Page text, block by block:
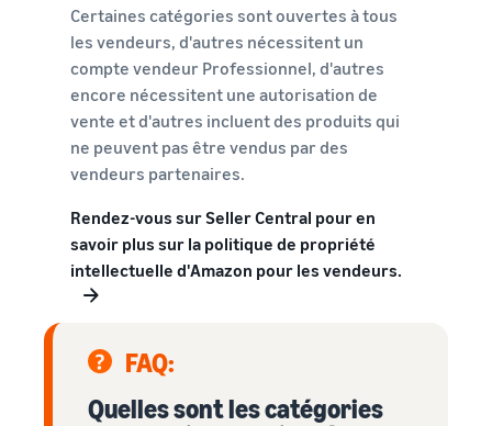
Certaines catégories sont ouvertes à tous
les vendeurs, d'autres nécessitent un
compte vendeur Professionnel, d'autres
encore nécessitent une autorisation de
vente et d'autres incluent des produits qui
ne peuvent pas être vendus par des
vendeurs partenaires.
Rendez-vous sur Seller Central pour en
savoir plus sur la politique de propriété
intellectuelle d'Amazon pour les vendeurs.
FAQ:
Quelles sont les catégories